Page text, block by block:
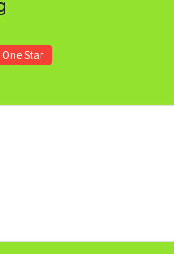
One Star